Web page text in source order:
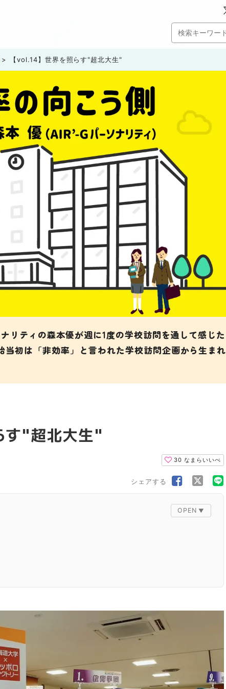
【vol.14】世界を照らす"超北大生"
リティの森本優が週に1度の学校訪問を通して感じた
当初は「非効率」と言われた学校訪問企画から生まれ
す"超北大生"
30 なまらいいべ
シェアする